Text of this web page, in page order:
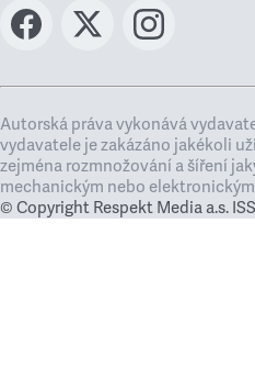
Autorská práva vykonává
vydavatele je zakázáno jakékoli
zejména rozmnožování a šíření
mechanickým nebo
© Copyright Respekt Media a.s.